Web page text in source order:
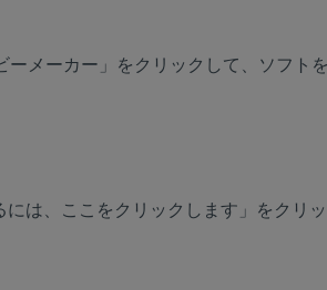
メーカー」をクリックして、ソフトを
は、ここをクリックします」をクリッ